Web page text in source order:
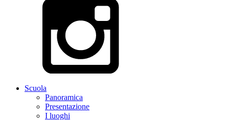
Scuola
Panoramica
Presentazione
I luoghi